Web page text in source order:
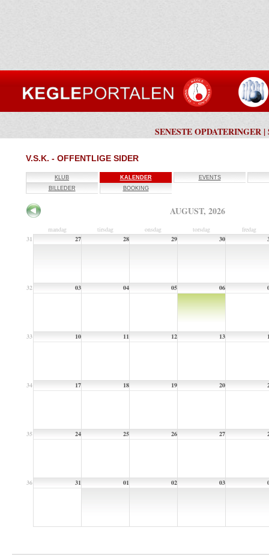
SENESTE OPDATERINGER |
V.S.K. - OFFENTLIGE SIDER
KLUB KALENDER
EVENTS
BILLEDER
BOOKING
AUGUST, 2026
mandag tirsdag onsdag torsdag
fredag
31
27 28 29 30
32 03 04 05 06
33 10 11 12 13
34 17 18 19 20
35 24 25 26 27
36 31 01 02 03